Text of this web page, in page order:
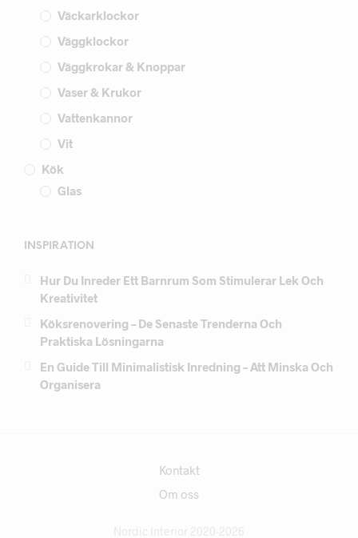
Väckarklockor
Väggklockor
Väggkrokar & Knoppar
Vaser & Krukor
Vattenkannor
Vit
Kök
Glas
INSPIRATION
Hur Du Inreder Ett Barnrum Som Stimulerar Lek Och
Kreativitet
Köksrenovering – De Senaste Trenderna Och
Praktiska Lösningarna
En Guide Till Minimalistisk Inredning – Att Minska Och
Organisera
Kontakt
Om oss